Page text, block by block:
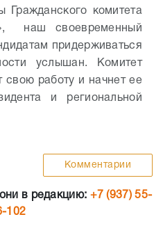
Гражданского комитета
наш своевременный
придерживаться
услышан. Комитет
свою работу и начнет ее
и региональной
Комментарии
в редакцию: +7 (937) 55-
102